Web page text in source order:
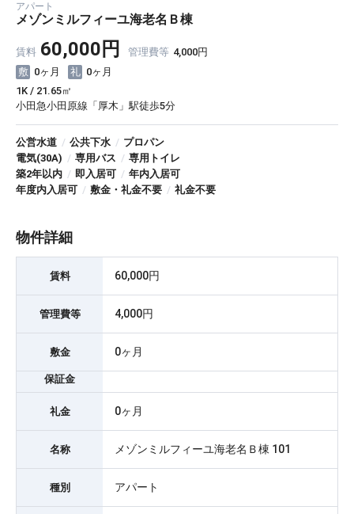
アパート
メゾンミルフィーユ海老名Ｂ棟
賃料 60,000円 管理費等 4,000円
0ヶ月
0ヶ月
1K / 21.65㎡
小田急小田原線「厚木」駅徒歩5分
公営水道 / 公共下水 / プロパン
電気(30A) / 専用バス / 専用トイレ
築2年以内 / 即入居可 / 年内入居可
年度内入居可 / 敷金・礼金不要 / 礼金不要
物件詳細
賃料 60,000円
管理費等 4,000円
敷金 0ヶ月
保証金
礼金 0ヶ月
名称 メゾンミルフィーユ海老名Ｂ棟 101
種別 アパート